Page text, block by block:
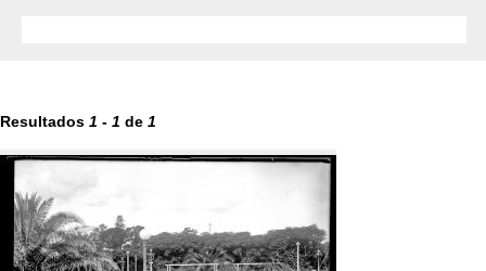
Resultados 1 - 1 de 1